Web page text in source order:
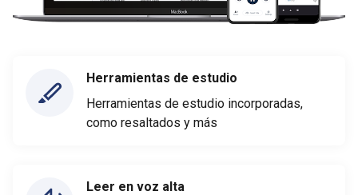
Herramientas de estudio
Herramientas de estudio incorporadas,
como resaltados y más
Leer en voz alta